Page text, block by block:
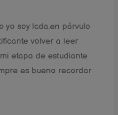
yo soy lcda.en párvulo
volver a leer
etapa de estudiante
es bueno recordar